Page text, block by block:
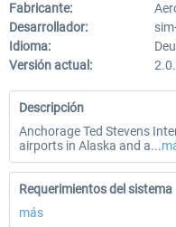
Fabricante:
Desarrollador:
Idioma:
Versión actual:
Descripción
Anchorage Ted Stevens
airports in Alaska and a...
Requerimientos del sistema
más